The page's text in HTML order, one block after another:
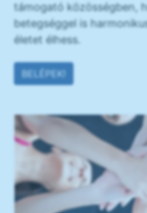
támogató közösségben,
betegséggel is
életet élhess.
BELÉPEK!